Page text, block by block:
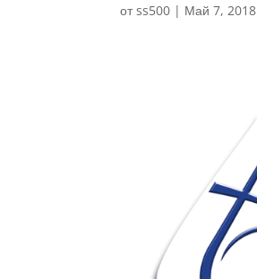
отss500 | Май 7, 2018